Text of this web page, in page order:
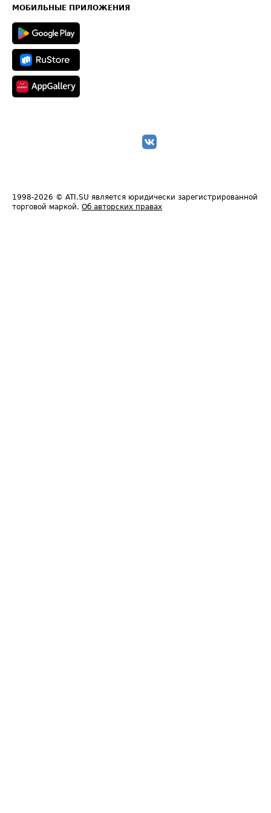
Техническая информация
МОБИЛЬНЫЕ ПРИЛОЖЕНИЯ
1998-2026 © ATI.SU является юридически зарегистрированной
торговой маркой. Об авторских правах